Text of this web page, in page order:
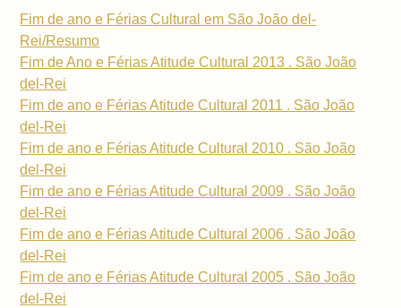
Fim de ano e Férias Cultural em São João del-
Rei/Resumo
Fim de Ano e Férias Atitude Cultural 2013 . São João
del-Rei
Fim de ano e Férias Atitude Cultural 2011 . São João
del-Rei
Fim de ano e Férias Atitude Cultural 2010 . São João
del-Rei
Fim de ano e Férias Atitude Cultural 2009 . São João
del-Rei
Fim de ano e Férias Atitude Cultural 2006 . São João
del-Rei
Fim de ano e Férias Atitude Cultural 2005 . São João
del-Rei